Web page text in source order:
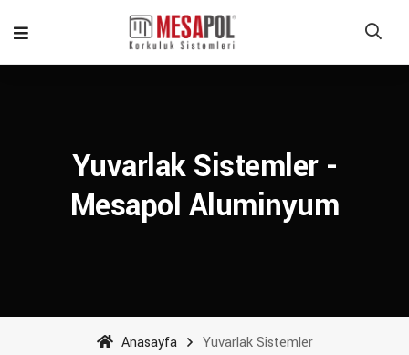
Yuvarlak Sistemler -
Mesapol Aluminyum
Anasayfa Yuvarlak Sistemler